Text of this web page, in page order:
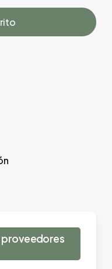
proveedores